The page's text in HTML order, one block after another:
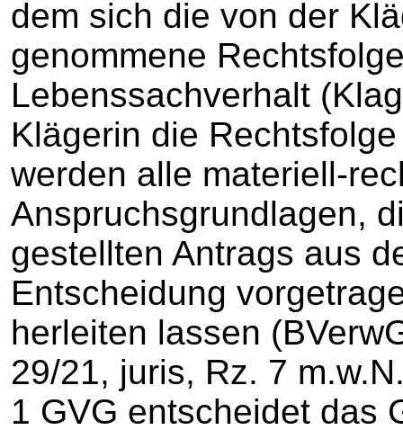
dem sich die von der
genommene
Lebenssachverhalt
Klägerin die
werden alle materiell-
Anspruchsgrundlagen,
gestellten Antrags aus
Entscheidung
herleiten lassen
29/21, juris, Rz. 7
1 GVG entscheidet das